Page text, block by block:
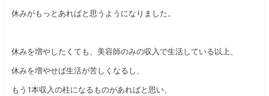
休みがもっとあればと思うようになりました。
休みを増やしたくても、美容師のみの収入で生活している以上、
休みを増やせば生活が苦しくなるし、
もう1本収入の柱になるものがあればと思い、